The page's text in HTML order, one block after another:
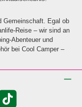
Gemeinschaft. Egal ob
Reise – wir sind an
Abenteuer und
bei Cool Camper –
TikTok